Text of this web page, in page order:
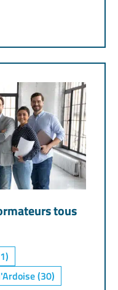
tous
(30)